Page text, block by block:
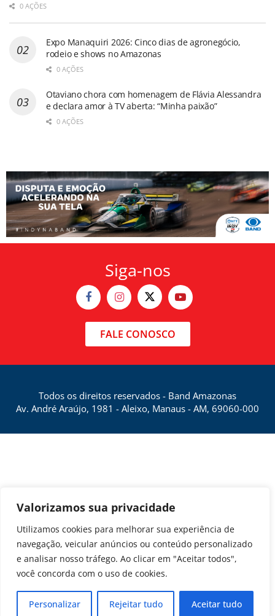
Valorizamos sua privacidade
Utilizamos cookies para melhorar sua experiência de
navegação, veicular anúncios ou conteúdo personalizado
e analisar nosso tráfego. Ao clicar em "Aceitar todos",
você concorda com o uso de cookies.
Personalizar Rejeitar tudo Aceitar tudo
0 AÇÕES
Expo Manaquiri 2026: Cinco dias de agronegócio,
rodeio e shows no Amazonas
0 AÇÕES
Otaviano chora com homenagem de Flávia Alessandra
e declara amor à TV aberta: “Minha paixão”
0 AÇÕES
Siga-nos
FALE CONOSCO
Todos os direitos reservados - Band Amazonas
Av. André Araújo, 1981 - Aleixo, Manaus - AM, 69060-000